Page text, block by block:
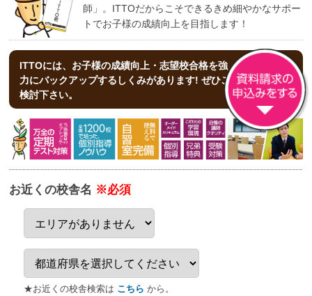
師」。ITTOだからこそできるきめ細やかなサポー
トでお子様の成績向上を目指します！
ITTOには、お子様の成績向上・志望校合格を強
力にバックアップする しくみがあります! ぜひご
検討下さい。
お近くの校舎名 ※必須
★お近くの校舎検索は こちら から。